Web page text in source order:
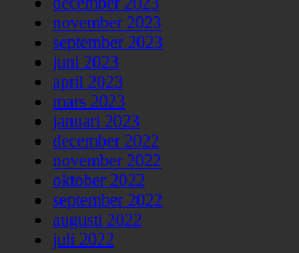
november 2023
september 2023
juni 2023
april 2023
mars 2023
januari 2023
december 2022
november 2022
oktober 2022
september 2022
augusti 2022
juli 2022